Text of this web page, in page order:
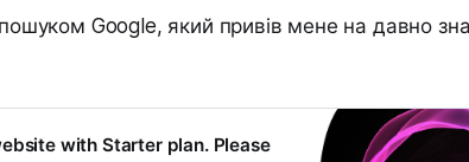
Google, який привів мене на давно
with Starter plan. Please